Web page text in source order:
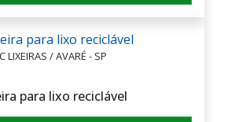
LIXEIRAS / AVARÉ - SP
para lixo reciclável